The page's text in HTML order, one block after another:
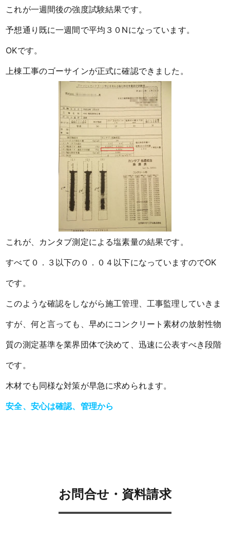
これが一週間後の強度試験結果です。
予想通り既に一週間で平均３０Nになっています。
OKです。
上棟工事のゴーサインが正式に確認できました。
これが、カンタブ測定による塩素量の結果です。
すべて０．３以下の０．０４以下になっていますのでOK
です。
このような確認をしながら施工管理、工事監理していきま
すが、何と言っても、早めにコンクリート素材の放射性物
質の測定基準を業界団体で決めて、迅速に公表すべき段階
です。
木材でも同様な対策が早急に求められます。
安全、安心は確認、管理から
お問合せ・資料請求